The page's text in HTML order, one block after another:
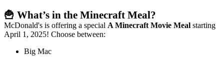
🍟 What’s in the Minecraft Meal?
McDonald's is offering a special A Minecraft Movie Meal starting
April 1, 2025! Choose between:
Big Mac